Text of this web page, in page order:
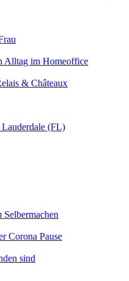
Alltag im Homeoffice
& Châteaux
(FL)
Corona Pause
sind